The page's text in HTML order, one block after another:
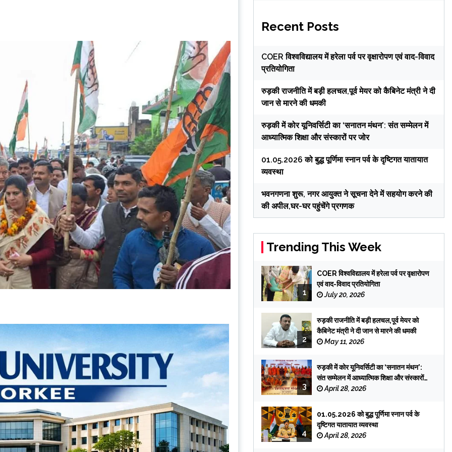
Recent Posts
COER विश्वविद्यालय में हरेला पर्व पर वृक्षारोपण एवं वाद-विवाद
प्रतियोगिता
रुड़की राजनीति में बड़ी हलचल,पूर्व मेयर को कैबिनेट मंत्री ने दी
जान से मारने की धमकी
रुड़की में कोर यूनिवर्सिटी का ‘सनातन मंथन’: संत सम्मेलन में
आध्यात्मिक शिक्षा और संस्कारों पर जोर
01.05.2026 को बुद्ध पूर्णिमा स्नान पर्व के दृष्टिगत यातायात
व्यवस्था
भवनगणना शुरू, नगर आयुक्त ने सूचना देने में सहयोग करने की
की अपील,घर-घर पहुंचेंगे प्रगणक
Trending This Week
1
COER विश्वविद्यालय में हरेला पर्व पर वृक्षारोपण
एवं वाद-विवाद प्रतियोगिता
July 20, 2026
2
रुड़की राजनीति में बड़ी हलचल,पूर्व मेयर को
कैबिनेट मंत्री ने दी जान से मारने की धमकी
May 11, 2026
3
रुड़की में कोर यूनिवर्सिटी का ‘सनातन मंथन’:
संत सम्मेलन में आध्यात्मिक शिक्षा और संस्कारों
पर जोर
April 28, 2026
4
01.05.2026 को बुद्ध पूर्णिमा स्नान पर्व के
दृष्टिगत यातायात व्यवस्था
April 28, 2026